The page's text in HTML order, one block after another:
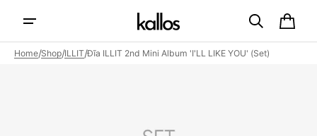
content
Cart
Home/Shop/ILLIT/Đĩa ILLIT 2nd Mini Album 'I'LL LIKE YOU' (Set)